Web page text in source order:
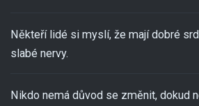
Někteří lidé si myslí, že mají dobré
slabé nervy.
Nikdo nemá důvod se změnit, dokud